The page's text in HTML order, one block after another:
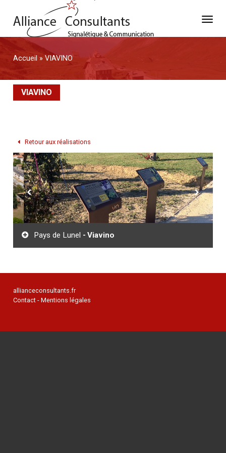
Accueil » VIAVINO
VIAVINO
Retour aux réalisations
Pays de Lunel Viavino
allianceconsultants.fr
Contact
Mentions légales